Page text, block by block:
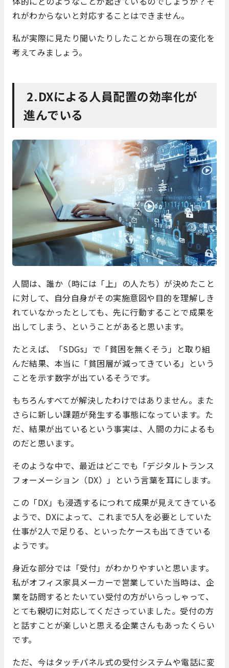
れがわからないと対応することはできません。
私が実際に見たり聞いたりしたことから現在の変化を
考えてみましょう。
2.DXによる人員配置の効率化が
進んでいる
人間は、誰か（時には「上」の人たち）が決めたこと
に対して、自分自身がその実施意図や目的を理解しき
れていなかったとしても、先に行動することで成果を
出してしまう、ということがあると思います。
たとえば、「SDGs」で「貧困を無くそう」と取り組
んだ結果、本当に「貧困層が減ってきている」という
ことを示す数字が出ているそうです。
もちろんすべてが解決したわけではありません。また
さらに新しい課題が発生する事態になっています。た
だ、結果が出ているという事実は、人間の力によるも
のだと思います。
そのような中で、最近はどこでも「デジタルトランス
フォーメーション（DX）」という言葉を耳にします。
この「DX」も浸透するにつれて成果が見えてきている
ようで、DXによって、これまで5人を必要としていた
仕事が2人で足りる、といったケースも出てきている
ようです。
身近な部分では「受付」がわかりやすいと思います。
私がオフィス家具メーカーで営業していた当時は、企
業を訪問するとたいてい受付の方がいらっしゃって、
とても親切に対応してくださっていました。受付の方
と話すことが楽しいと思える企業さんもあったくらい
です。
ただ、今はタッチパネル式の受付システムや電話に変